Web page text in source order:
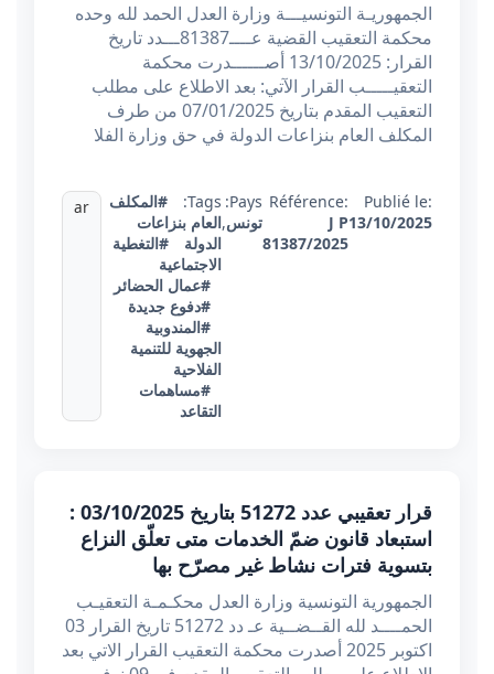
الجمهوريـة التونسيـــة وزارة العدل الحمد لله وحده
محكمة التعقيب القضية عــــ81387ـــدد تاريخ
القرار: 13/10/2025 أصــــــدرت محكمة
التعقيـــــب القرار الآتي: بعد الاطلاع على مطلب
التعقيب المقدم بتاريخ 07/01/2025 من طرف
المكلف العام بنزاعات الدولة في حق وزارة الفلا
Publié le:
13/10/2025
Référence:
J P
81387/2025
Pays:
تونس,
Tags:
#المكلف
العام بنزاعات
الدولة
#التغطية
الاجتماعية
#عمال الحضائر
#دفوع جديدة
#المندوبية
الجهوية للتنمية
الفلاحية
#مساهمات
التقاعد
ar
قرار تعقيبي عدد 51272 بتاريخ 03/10/2025 :
استبعاد قانون ضمّ الخدمات متى تعلّق النزاع
بتسوية فترات نشاط غير مصرّح بها
الجمهورية التونسية وزارة العدل محكـمـة التعقيـب
الحمــــد لله القــضــية عـ دد 51272 تاريخ القرار 03
اكتوبر 2025 أصدرت محكمة التعقيب القرار الاتي بعد